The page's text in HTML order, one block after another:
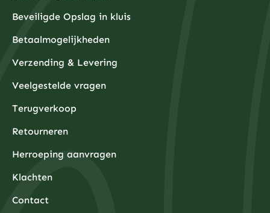
Beveiligde Opslag in kluis
Betaalmogelijkheden
Verzending & Levering
Veelgestelde vragen
Terugverkoop
Retourneren
Herroeping aanvragen
Klachten
Contact